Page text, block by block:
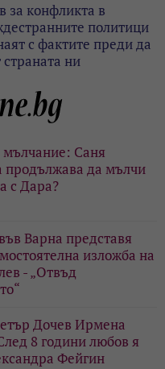
за конфликта в
политици
с фактите преди да
ни
мълчание: Саня
продължава да мълчи
с Дара?
Варна представя
изложба на
- „Отвъд
Дочев Ирмена
8 години любов я
Фейгин